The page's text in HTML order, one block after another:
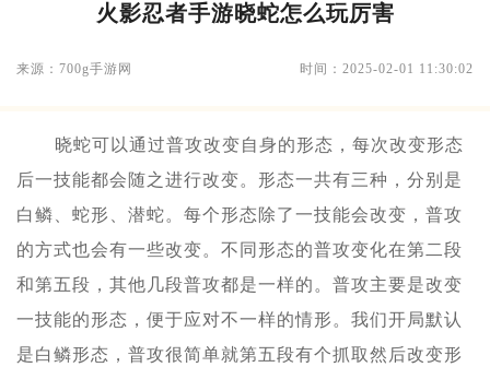
火影忍者手游晓蛇怎么玩厉害
来源：700g手游网 时间：2025-02-01 11:30:02
晓蛇可以通过普攻改变自身的形态，每次改变形态
后一技能都会随之进行改变。形态一共有三种，分别是
白鳞、蛇形、潜蛇。每个形态除了一技能会改变，普攻
的方式也会有一些改变。不同形态的普攻变化在第二段
和第五段，其他几段普攻都是一样的。普攻主要是改变
一技能的形态，便于应对不一样的情形。我们开局默认
是白鳞形态，普攻很简单就第五段有个抓取然后改变形